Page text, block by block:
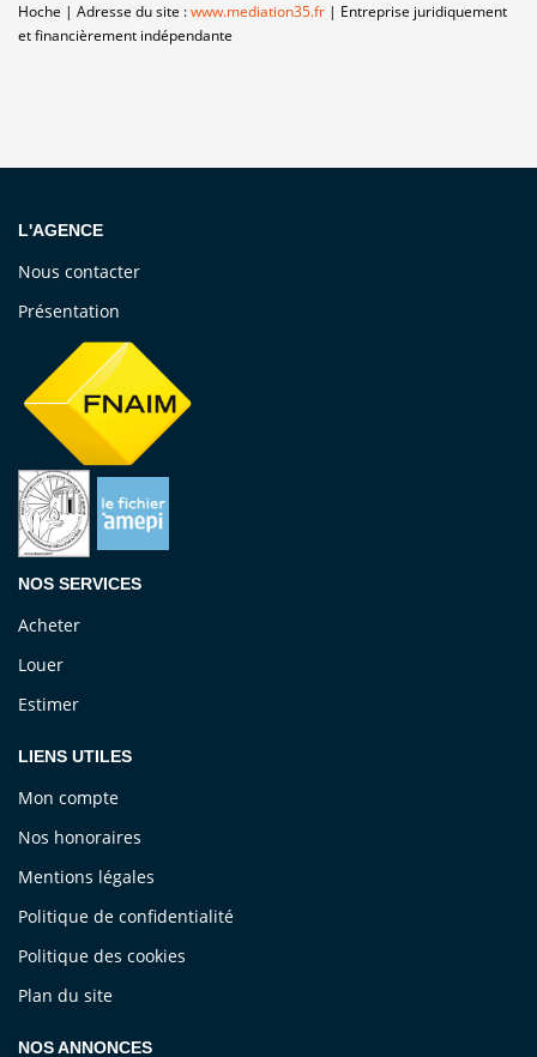
Hoche | Adresse du site :www.mediation35.fr | Entreprise juridiquement
et financièrement indépendante
L'AGENCE
Nous contacter
Présentation
NOS SERVICES
Acheter
Louer
Estimer
LIENS UTILES
Mon compte
Nos honoraires
Mentions légales
Politique de confidentialité
Politique des cookies
Plan du site
NOS ANNONCES